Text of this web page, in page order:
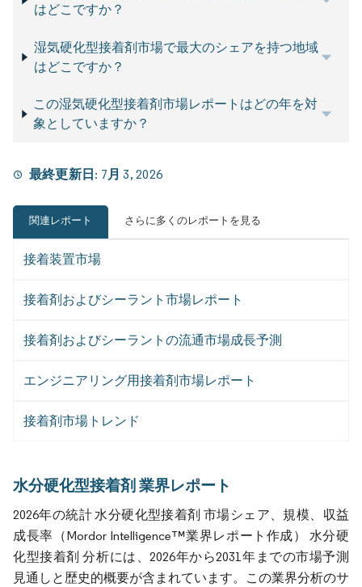
はどこですか？
湿気硬化型接着剤市場で最大のシェアを持つ地域
はどこですか？
この湿気硬化型接着剤市場レポートはどの年を対
象としていますか？
最終更新日: 7月 3, 2026
関連レポート さらに多くのレポートを見る
接着装置市場
接着剤およびシーラント市場レポート
接着剤およびシーラントの流通市場成長予測
エンジニアリング用接着剤市場レポート
接着剤市場トレンド
水分硬化型接着剤 業界レポート
2026年の統計 水分硬化型接着剤 市場シェア、規模、収益
成長率（Mordor Intelligence™業界レポート作成） 水分硬
化型接着剤 分析には、2026年から2031年までの市場予測
見通しと歴史的概要が含まれています。この業界分析のサ